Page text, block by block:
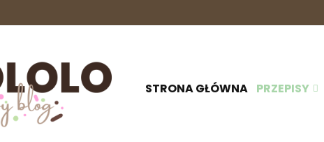
STRONA GŁÓWNA PRZEPISY